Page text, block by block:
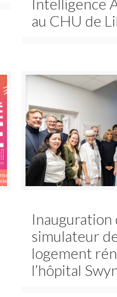
Intelligence
au CHU de
Inauguration
simulateur
logement
l’hôpital